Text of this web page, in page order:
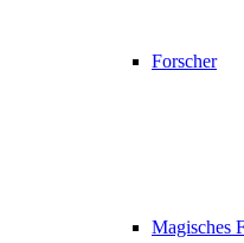
Forscher
Magisches